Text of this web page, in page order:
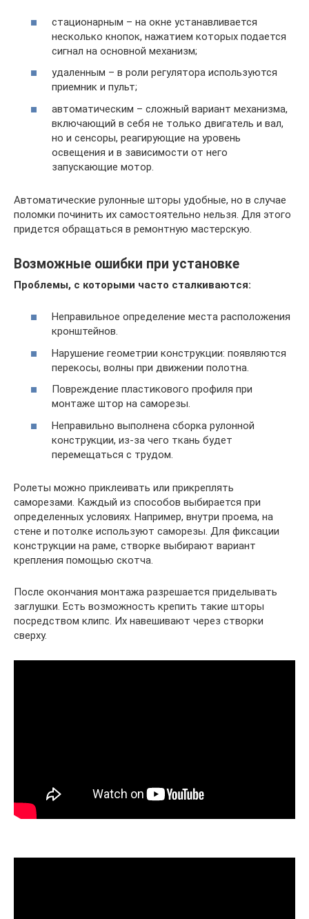
стационарным – на окне устанавливается
несколько кнопок, нажатием которых подается
сигнал на основной механизм;
удаленным – в роли регулятора используются
приемник и пульт;
автоматическим – сложный вариант механизма,
включающий в себя не только двигатель и вал,
но и сенсоры, реагирующие на уровень
освещения и в зависимости от него
запускающие мотор.
Автоматические рулонные шторы удобные, но в случае
поломки починить их самостоятельно нельзя. Для этого
придется обращаться в ремонтную мастерскую.
Возможные ошибки при установке
Проблемы, с которыми часто сталкиваются:
Неправильное определение места расположения
кронштейнов.
Нарушение геометрии конструкции: появляются
перекосы, волны при движении полотна.
Повреждение пластикового профиля при
монтаже штор на саморезы.
Неправильно выполнена сборка рулонной
конструкции, из-за чего ткань будет
перемещаться с трудом.
Ролеты можно приклеивать или прикреплять
саморезами. Каждый из способов выбирается при
определенных условиях. Например, внутри проема, на
стене и потолке используют саморезы. Для фиксации
конструкции на раме, створке выбирают вариант
крепления помощью скотча.
После окончания монтажа разрешается приделывать
заглушки. Есть возможность крепить такие шторы
посредством клипс. Их навешивают через створки
сверху.